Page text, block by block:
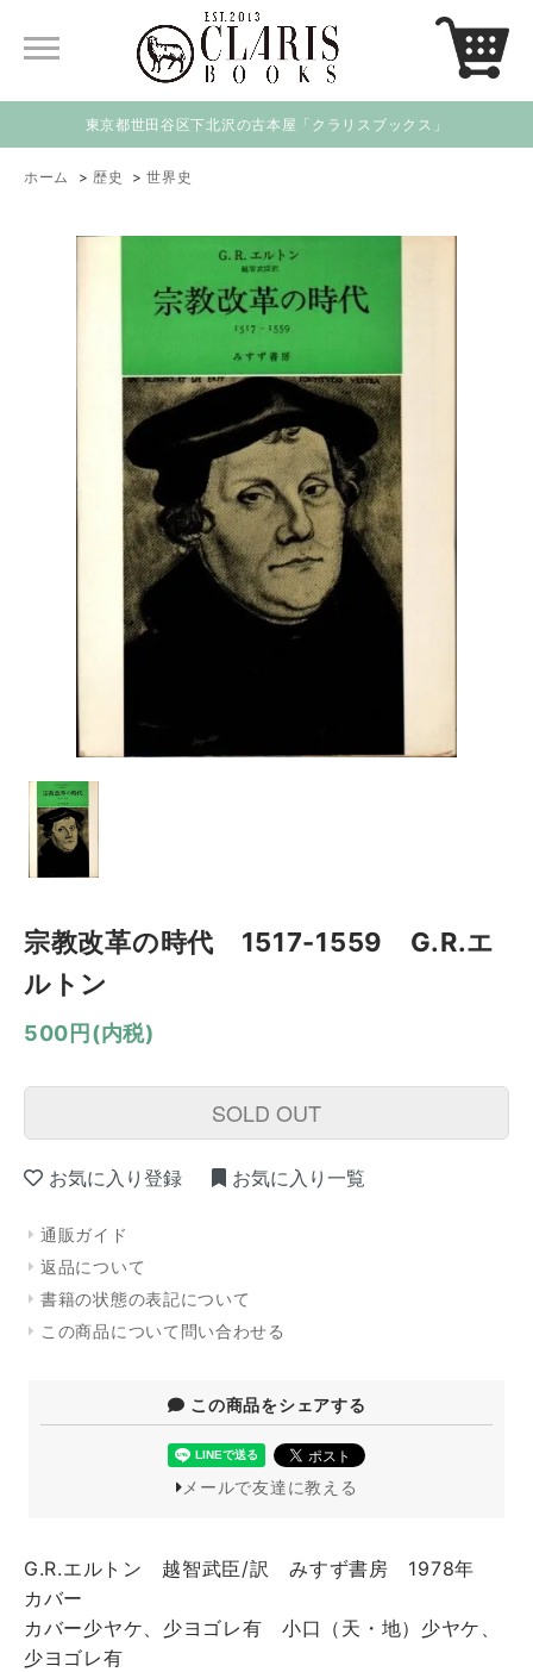
東京都世田谷区下北沢の古本屋「クラリスブックス」
ホーム > 歴史 >世界史
宗教改革の時代 1517-1559 G.R.エ
ルトン
500円(内税)
SOLD OUT
お気に入り登録 お気に入り一覧
通販ガイド
返品について
書籍の状態の表記について
この商品について問い合わせる
この商品をシェアする
メールで友達に教える
G.R.エルトン 越智武臣/訳 みすず書房 1978年
カバー
カバー少ヤケ、少ヨゴレ有 小口（天・地）少ヤケ、
少ヨゴレ有